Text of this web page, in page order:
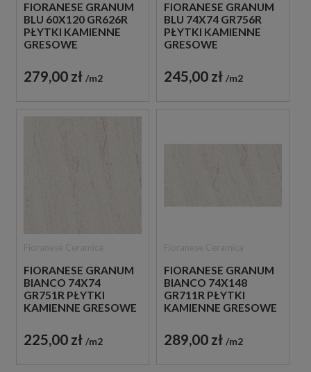
FIORANESE GRANUM
BLU 60X120 GR626R
PŁYTKI KAMIENNE
GRESOWE
279,00 zł m2
FIORANESE GRANUM
BLU 74X74 GR756R
PŁYTKI KAMIENNE
GRESOWE
245,00 zł m2
FIORANESE GRANUM
BIANCO 74X74
GR751R PŁYTKI
KAMIENNE GRESOWE
225,00 zł m2
FIORANESE GRANUM
BIANCO 74X148
GR711R PŁYTKI
KAMIENNE GRESOWE
289,00 zł m2